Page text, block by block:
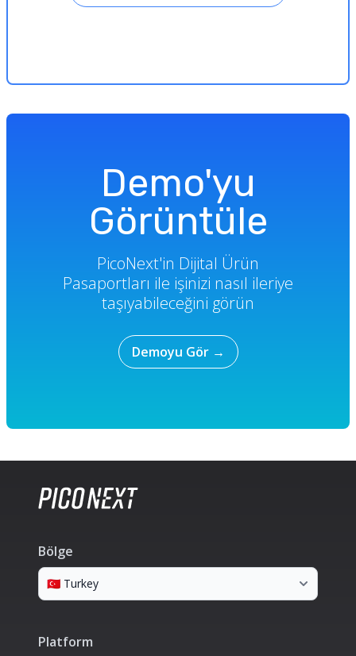
Demo'yu
Görüntüle
PicoNext'in Dijital Ürün
Pasaportları ile işinizi nasıl ileriye
taşıyabileceğini görün
Demoyu Gör→
Bölge
Platform